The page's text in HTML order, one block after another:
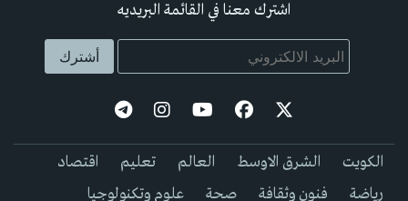
اشترك معنا في القائمة البريديه
الكويت الشرق الاوسط العالم تعليم
اقتصاد
رياضة
فنون وثقافة صحة علوم وتكنولوجيا